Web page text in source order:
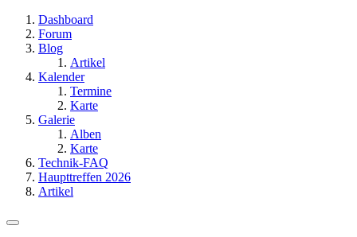
Dashboard
Forum
Blog
Artikel
Kalender
Termine
Karte
Galerie
Alben
Karte
Technik-FAQ
Haupttreffen 2026
Artikel